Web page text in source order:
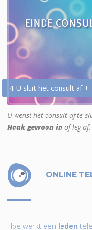
4. U sluit het consult af +
U wenst het consult af te
Haak gewoon in of leg af.
ONLINE
Hoe werkt een leden-